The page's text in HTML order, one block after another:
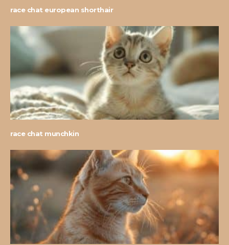
race chat european shorthair
race chat munchkin